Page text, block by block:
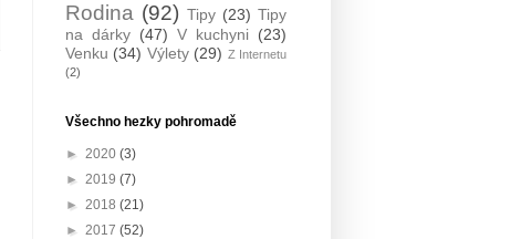
Rodina (92) Tipy (23) Tipy
na dárky (47) V kuchyni (23)
Venku (34) Výlety (29) Z Internetu
(2)
Všechno hezky pohromadě
► 2020 (3)
► 2019 (7)
► 2018 (21)
► 2017 (52)